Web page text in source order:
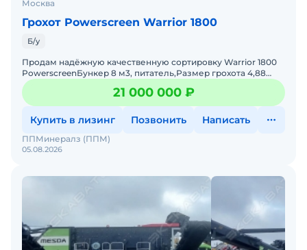
Москва
Грохот Powerscreen Warrior 1800
Б/у
Продам надёжную качественную сортировку Warrior 1800
PowerscreenБункер 8 м3, питатель,Размер грохота 4,88
х1,525 м, 2 деки (20 мм низ, 70 мм верх)Производительн
21 000 000 ₽
Купить в лизинг Позвонить Написать
05.08.2026
ППМинералз (ППМ)